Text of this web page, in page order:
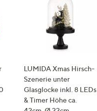
LUMIDA Xmas Hirsch-
Szenerie unter
Glasglocke inkl. 8 LEDs
& Timer Höhe ca.